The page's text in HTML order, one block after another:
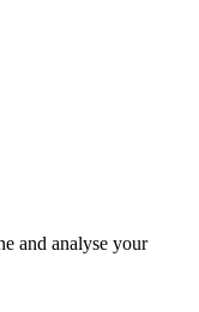
and analyse your